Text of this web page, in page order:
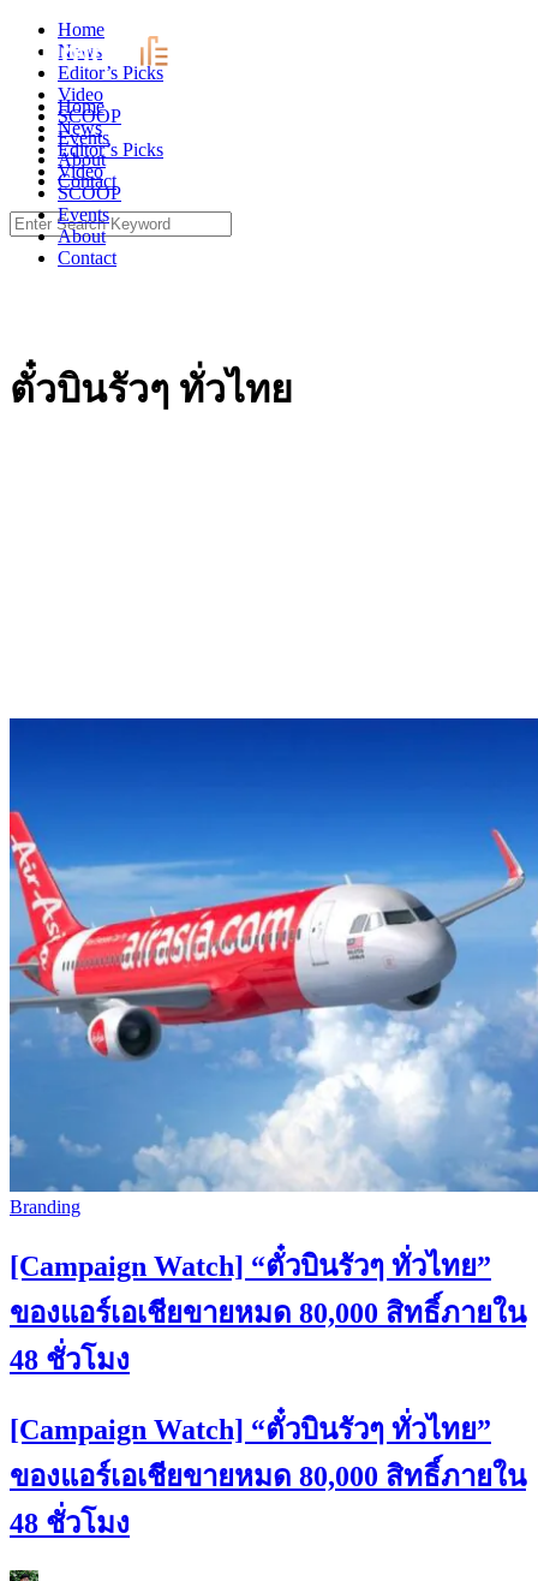
Skip
content
Home
News
Editor’s Picks
Video
SCOOP
Events
About
Contact
Home
News
Editor’s Picks
Video
SCOOP
Events
About
Contact
Search
for:
ตั๋วบินรัวๆ ทั่วไทย
Branding
[Campaign Watch] “ตั๋วบินรัวๆ ทั่วไทย”
ของแอร์เอเชียขายหมด 80,000 สิทธิ์ภายใน
48 ชั่วโมง
[Campaign Watch] “ตั๋วบินรัวๆ ทั่วไทย”
ของแอร์เอเชียขายหมด 80,000 สิทธิ์ภายใน
48 ชั่วโมง